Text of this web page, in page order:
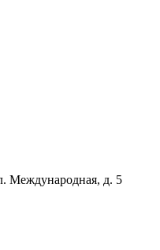
Международная, д. 5